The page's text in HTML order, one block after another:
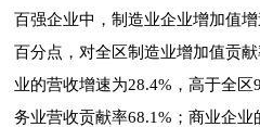
百强企业中，制造业企业增加值
百分点，对全区制造业增加值贡
业的营收增速为28.4%，高于全
务业营收贡献率68.1%；商业企